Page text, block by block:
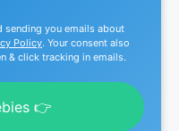
sending you emails about
Policy. Your consent also
& click tracking in emails.
👉